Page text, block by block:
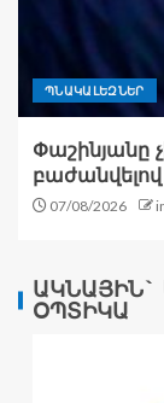
ՊՆԱԿԱԼԵԶՆԵՐ
Փաշինյանը
07/08/2026
ԱԿՆԱՅԻՆ`
ՕՊՏԻԿԱ